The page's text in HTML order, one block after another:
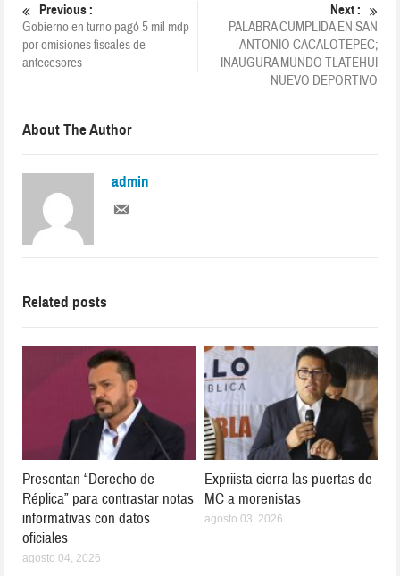
Previous :
Gobierno en turno pagó 5 mil mdp
por omisiones fiscales de
antecesores
Next :
PALABRA CUMPLIDA EN SAN
ANTONIO CACALOTEPEC;
INAUGURA MUNDO TLATEHUI
NUEVO DEPORTIVO
About The Author
admin
Related posts
Presentan “Derecho de
Réplica” para contrastar notas
informativas con datos
oficiales
agosto 04, 2026
Expriista cierra las puertas de
MC a morenistas
agosto 03, 2026